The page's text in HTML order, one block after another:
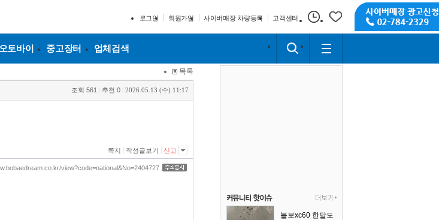
로그인 회원가입 사이버매장 차량등록 고객센터
오토바이 중고장터 업체검색
목록
조회 561 추천 0 2026.05.13 (수) 11:17
쪽지 작성글보기 신고
view?code=national&No=2404727
볼보xc60 한달도